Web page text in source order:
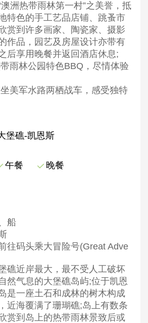
洲热带雨林第一村”之美誉，抵
特色的手工艺品店铺、跳蚤市
赏到许多画家、陶瓷家、摄影
作品，园艺及房屋设计亦带有
后享用晚餐并返回酒店休息;
雨林公园特色BBQ，尽情体验
美军水路两栖战车，感受独特
堡礁-凯恩斯
午餐 晚餐
船
往码头乘大冒险号(Great Adve
礁近岸最大，最不受人工破坏
然气息的大堡礁岛屿;位于凯恩
是一座土石和成林的树木构成
近海覆满了珊瑚礁;岛上有数条
赏到岛上的热带雨林景致后或